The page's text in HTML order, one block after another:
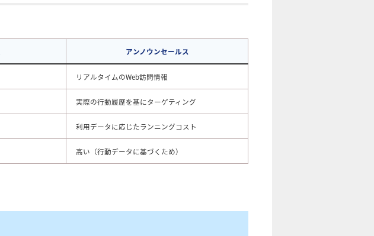
アンノウンセールス
リアルタイムのWeb訪問情報
実際の行動履歴を基にターゲティング
利用データに応じたランニングコスト
高い（行動データに基づくため）